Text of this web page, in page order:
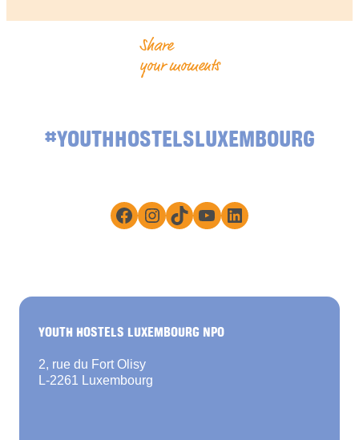
Share
your moments
#YOUTHHOSTELSLUXEMBOURG
Facebook
Instagram
TikTokYouTube
LinkedIn
YOUTH HOSTELS LUXEMBOURG NPO
2, rue du Fort Olisy
L-2261 Luxembourg